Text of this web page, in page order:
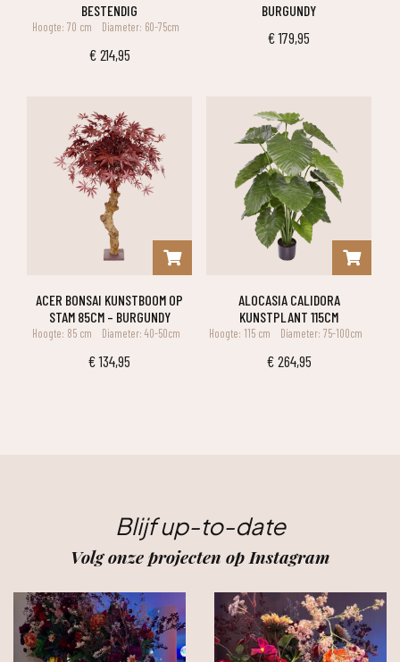
BESTENDIG
Hoogte: 70 cm Diameter: 60-75cm
€ 214,95
BURGUNDY
€179,95
ACER BONSAI KUNSTBOOM OP
STAM 85CM – BURGUNDY
Hoogte: 85 cm Diameter: 40-50cm
€134,95
ALOCASIA CALIDORA
KUNSTPLANT 115CM
Hoogte: 115 cm Diameter: 75-100cm
€ 264,95
Blijf up-to-date
Volg onze projecten op Instagram